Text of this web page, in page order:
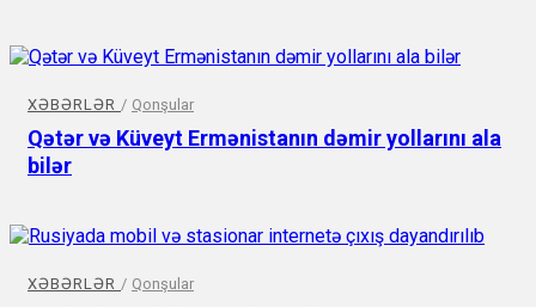
XƏBƏRLƏR / Qonşular
Qətər və Küveyt Ermənistanın dəmir yollarını ala
bilər
XƏBƏRLƏR / Qonşular